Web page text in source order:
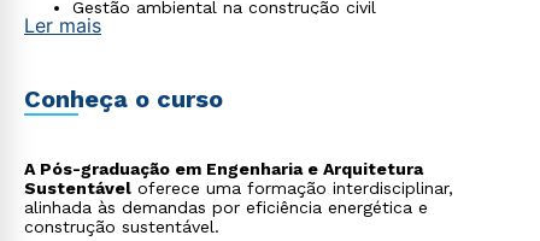
Gestão ambiental na construção civil
Ler mais
Conheça o curso
A Pós-graduação em Engenharia e Arquitetura
Sustentável oferece uma formação interdisciplinar,
alinhada às demandas por eficiência energética e
construção sustentável.